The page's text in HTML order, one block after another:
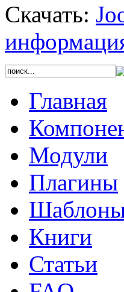
Скачать:
Главная
Модули
Плагины
Книги
Статьи